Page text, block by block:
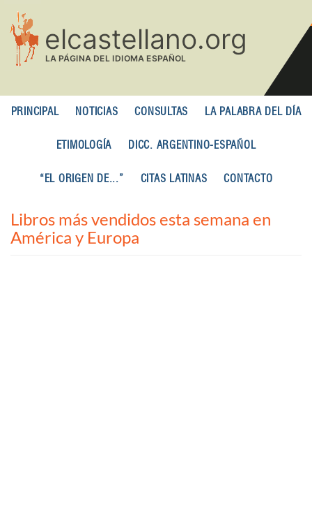
contenido
principal
PRINCIPAL NOTICIAS CONSULTAS LA PALABRA DEL DÍA
ETIMOLOGÍA DICC. ARGENTINO-ESPAÑOL
“EL ORIGEN DE...” CITAS LATINAS CONTACTO
Libros más vendidos esta semana en
América y Europa